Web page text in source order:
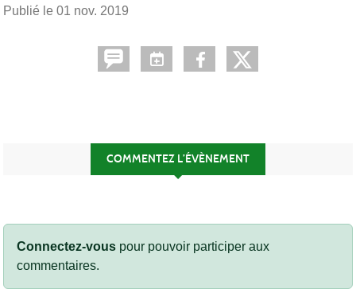
Publié le 01 nov. 2019
COMMENTEZ L’ÉVÈNEMENT
Connectez-vous pour pouvoir participer aux
commentaires.